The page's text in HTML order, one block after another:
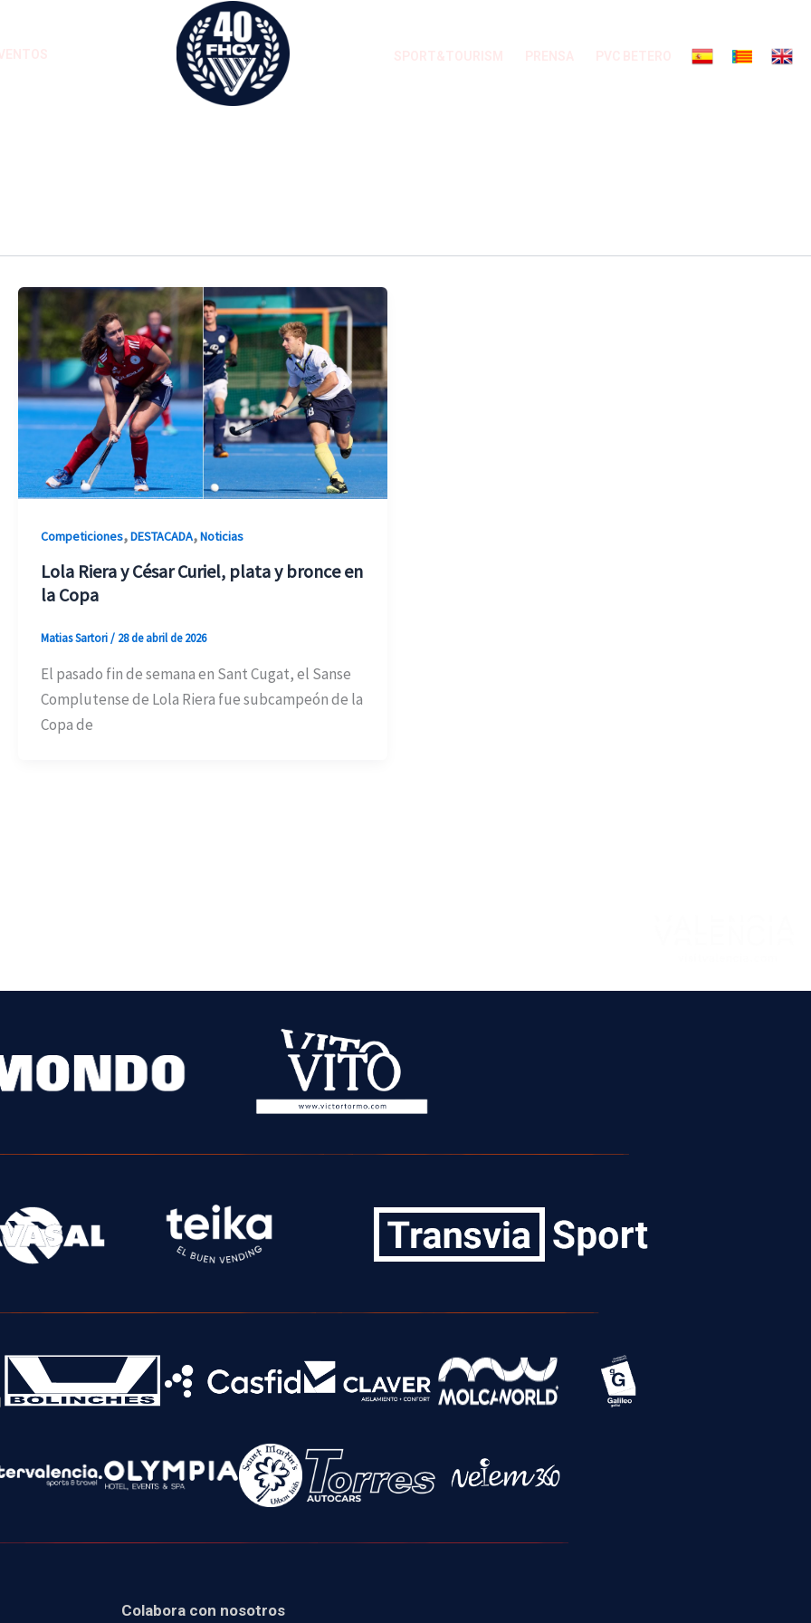
Competiciones,DESTACADA,Noticias
Lola Riera y César Curiel, plata y bronce en
la Copa
Matias Sartori/ 28 de abril de 2026
El pasado fin de semana en Sant Cugat, el Sanse
Complutense de Lola Riera fue subcampeón de la
Copa de
Colabora con nosotros